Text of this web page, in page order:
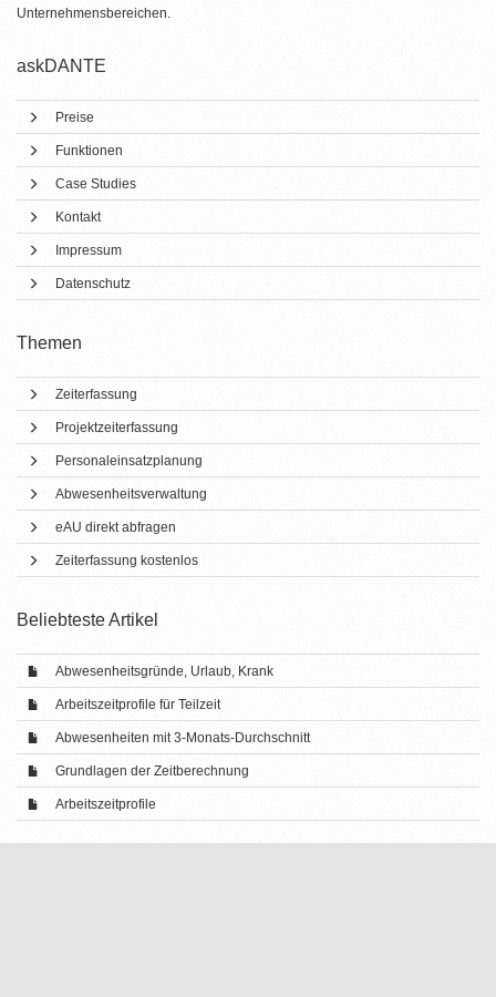
Unternehmensbereichen.
askDANTE
Preise
Funktionen
Case Studies
Kontakt
Impressum
Datenschutz
Themen
Zeiterfassung
Projektzeiterfassung
Personaleinsatzplanung
Abwesenheitsverwaltung
eAU direkt abfragen
Zeiterfassung kostenlos
Beliebteste Artikel
Abwesenheitsgründe, Urlaub, Krank
Arbeitszeitprofile für Teilzeit
Abwesenheiten mit 3-Monats-Durchschnitt
Grundlagen der Zeitberechnung
Arbeitszeitprofile